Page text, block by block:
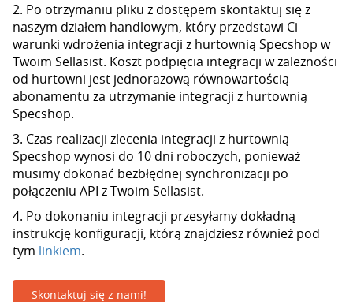
2. Po otrzymaniu pliku z dostępem skontaktuj się z
naszym działem handlowym, który przedstawi Ci
warunki wdrożenia integracji z hurtownią Specshop w
Twoim Sellasist. Koszt podpięcia integracji w zależności
od hurtowni jest jednorazową równowartością
abonamentu za utrzymanie integracji z hurtownią
Specshop.
3. Czas realizacji zlecenia integracji z hurtownią
Specshop wynosi do 10 dni roboczych, ponieważ
musimy dokonać bezbłędnej synchronizacji po
połączeniu API z Twoim Sellasist.
4. Po dokonaniu integracji przesyłamy dokładną
instrukcję konfiguracji, którą znajdziesz również pod
tym linkiem.
Skontaktuj się z nami!